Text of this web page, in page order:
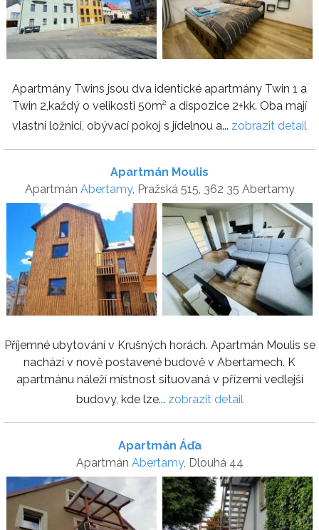
Apartmány Twins jsou dva identické apartmány Twin 1 a
Twin 2,každý o velikosti 50m² a dispozice 2+kk. Oba mají
vlastní ložnici, obývací pokoj s jídelnou a... zobrazit detail
Apartmán Moulis
Apartmán Abertamy, Pražská 515, 362 35 Abertamy
Příjemné ubytování v Krušných horách. Apartmán Moulis se
nachází v nově postavené budově v Abertamech. K
apartmánu náleží místnost situovaná v přízemí vedlejší
budovy, kde lze... zobrazit detail
Apartmán Áďa
Apartmán Abertamy, Dlouhá 44